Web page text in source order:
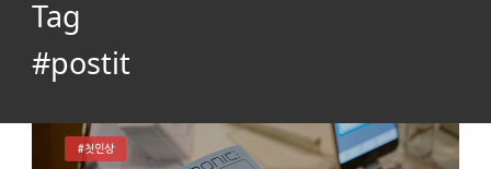
Tag
#postit
#첫인상